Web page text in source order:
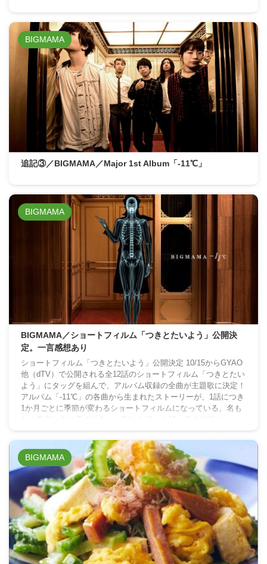
襲してた感じです。後ろに鏡があって一瞬モニターかと思いまし
たが・・・メジャーになる ...
BIGMAMA
追記③／BIGMAMA／Major 1st Album「-11℃」
BIGMAMA
BIGMAMA／ショートフィルム「つきとたいよう」公開決
定。一言感想あり
ショートフィルム「つきとたいよう」公開決定 10/15からGYAO
他（dTV）で公開される全12話のショートフィルム「つきとたい
よう」にタッグを組んで、アルバム収録の全曲が主題歌に決定！
アルバム「-11℃」の各曲から生まれたストーリーが、1話につき
1か月ごとに季節が変わるショートフィルムになっている。名も
BIGMAMAのサウンドが各ストーリーと折り重なって、観る者の
聴覚、視覚に、残像のように美しく、そして儚く描かれる。※オ
フィシャルより 第1話「つき ...
BIGMAMA